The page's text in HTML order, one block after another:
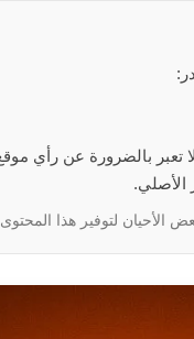
الأصلي.
الأحيان لتوفير هذا المحتوى.